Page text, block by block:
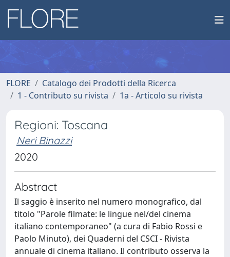
FLORE
Catalogo dei Prodotti della Ricerca
1 - Contributo su rivista
1a - Articolo su rivista
Regioni: Toscana
Neri Binazzi
2020
Abstract
Il saggio è inserito nel numero monografico, dal
titolo "Parole filmate: le lingue nel/del cinema
italiano contemporaneo" (a cura di Fabio Rossi e
Paolo Minuto), dei Quaderni del CSCI - Rivista
annuale di cinema italiano. Il contributo osserva la